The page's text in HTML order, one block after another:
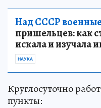
Над СССР военные
пришельцев: как
искала и изучала
НАУКА
Круглосуточно
пункты: